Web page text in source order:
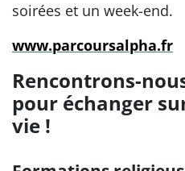
soirées et un week-end.
www.parcoursalpha.fr
Rencontrons-
pour échanger
vie !